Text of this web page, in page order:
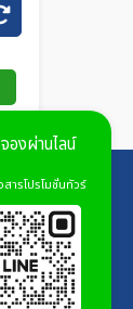
จองผ่านไลน์
ารโปรโมชั่นทัวร์